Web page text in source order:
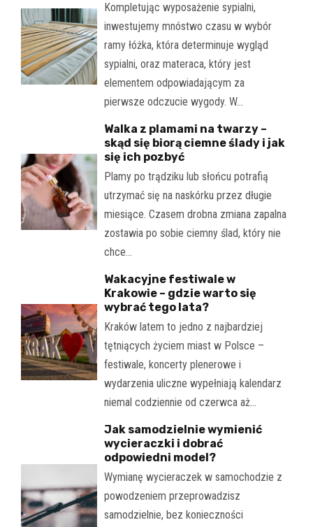
Kompletując wyposażenie sypialni,
inwestujemy mnóstwo czasu w wybór
ramy łóżka, która determinuje wygląd
sypialni, oraz materaca, który jest
elementem odpowiadającym za
pierwsze odczucie wygody. W…
Walka z plamami na twarzy –
skąd się biorą ciemne ślady i jak
się ich pozbyć
Plamy po trądziku lub słońcu potrafią
utrzymać się na naskórku przez długie
miesiące. Czasem drobna zmiana zapalna
zostawia po sobie ciemny ślad, który nie
chce…
Wakacyjne festiwale w
Krakowie – gdzie warto się
wybrać tego lata?
Kraków latem to jedno z najbardziej
tętniących życiem miast w Polsce –
festiwale, koncerty plenerowe i
wydarzenia uliczne wypełniają kalendarz
niemal codziennie od czerwca aż…
Jak samodzielnie wymienić
wycieraczki i dobrać
odpowiedni model?
Wymianę wycieraczek w samochodzie z
powodzeniem przeprowadzisz
samodzielnie, bez konieczności